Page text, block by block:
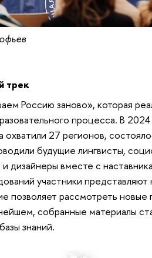
трек
Россию заново», которая
процесса. В
охватили 27 регионов,
будущие лингвисты,
и дизайнеры вместе с
участники представляют
позволяет рассмотреть новые
собранные материалы
знаний.